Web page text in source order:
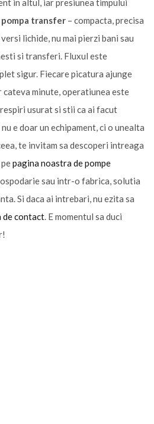
in altul, iar presiunea timpului
pompa transfer – compacta, precisa
lichide, nu mai pierzi bani sau
si transferi. Fluxul este
sigur. Fiecare picatura ajunge
cateva minute, operatiunea este
usurat si stii ca ai facut
e doar un echipament, ci o unealta
te invitam sa descoperi intreaga
pagina noastra de pompe
sau intr-o fabrica, solutia
Si daca ai intrebari, nu ezita sa
de contact. E momentul sa duci